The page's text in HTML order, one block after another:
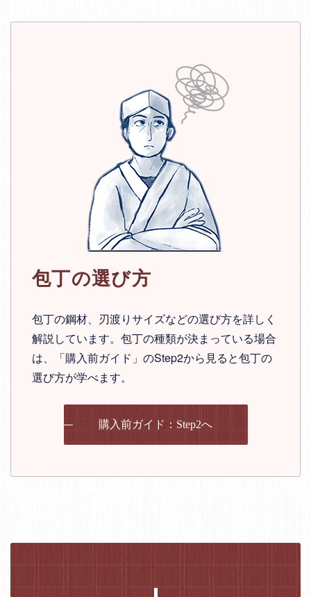
包丁の選び方
包丁の鋼材、刃渡りサイズなどの選び方を詳しく
解説しています。包丁の種類が決まっている場合
は、「購入前ガイド」のStep2から見ると包丁の
選び方が学べます。
購入前ガイド：Step2へ